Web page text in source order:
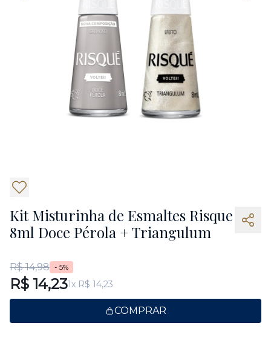
Kit Misturinha de Esmaltes Risque
8ml Doce Pérola + Triangulum
R$ 14,98 - 5%
R$ 14,231x R$ 14,23
COMPRAR